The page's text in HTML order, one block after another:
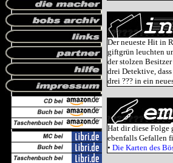
Der neueste Hit in
giftgrün leuchten
der stolzen
drei Detektive,
drei ??? in ein
Hat dir diese Folge
ebenfalls Gefallen
• Die Karten des